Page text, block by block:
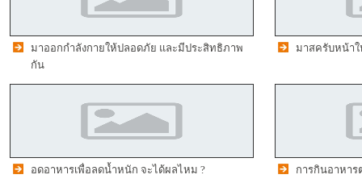
มาออกกำลังกายให้ปลอดภัย และมีประสิทธิภาพ
กัน
มาสครับหน้า
อดอาหารเพื่อลดน้ำหนัก จะได้ผลไหม ? การกินอาหาร